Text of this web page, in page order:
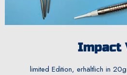
Impact
limited Edition, erhältlich in